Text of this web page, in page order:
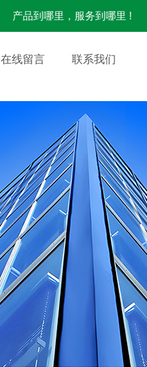
产品到哪里，服务到哪里 !
在线留言 联系我们